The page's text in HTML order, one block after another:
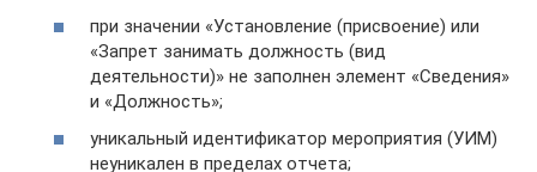
при значении «Установление (присвоение) или
«Запрет занимать должность (вид
деятельности)» не заполнен элемент «Сведения»
и «Должность»;
уникальный идентификатор мероприятия (УИМ)
неуникален в пределах отчета;